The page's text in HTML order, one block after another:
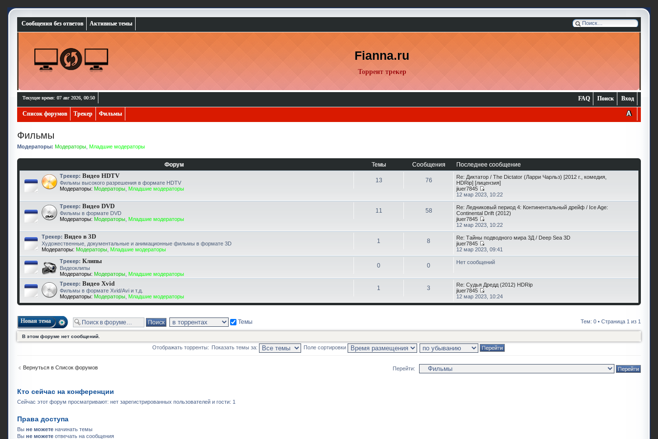
Сообщения без ответов Активные темы
Fianna.ru
Торрент трекер
Текущее время: 07 авг 2026, 00:50 Вход
Поиск
FAQ
Список форумов Трекер Фильмы
Фильмы
Модераторы: Модераторы, Младшие модераторы
Форум Темы Сообщения Последнее сообщение
Трекер: Видео HDTV
Фильмы высокого разрешения в формате HDTV
Модераторы: Модераторы Младшие модераторы
13 76
Re: Диктатор / The Dictator (Ларри Чарльз) [2012 г., комедия,
HDRip] [лицензия]
jiuer7845
12 мар 2023, 10:22
Трекер: Видео DVD
Фильмы в формате DVD
Модераторы: Модераторы Младшие модераторы
11 58
Re: Ледниковый период 4: Континентальный дрейф / Ice Age:
Continental Drift (2012)
jiuer7845
12 мар 2023, 10:22
Трекер: Видео в 3D
Художественные, документальные и анимационные фильмы в формате 3D
Модераторы: Модераторы Младшие модераторы
1 8
Re: Тайны подводного мира 3Д / Deep Sea 3D
jiuer7845
12 мар 2023, 09:41
Трекер: Клипы
Видеоклипы
Модераторы: Модераторы Младшие модераторы
0 0 Нет сообщений
Трекер: Видео Xvid
Фильмы в формате Xvid/Avi и т.д.
Модераторы: Модераторы Младшие модераторы
1 3
Re: Судья Дредд (2012) HDRip
jiuer7845
12 мар 2023, 10:24
Новая тема Темы Тем: 0 • Страница 1 из 1
В этом форуме нет сообщений.
Отображать торренты: Показать темы за: Поле сортировки
Вернуться в Список форумов Перейти:
Кто сейчас на конференции
Сейчас этот форум просматривают: нет зарегистрированных пользователей и гости: 1
Права доступа
Вы не можете начинать темы
Вы не можете отвечать на сообщения